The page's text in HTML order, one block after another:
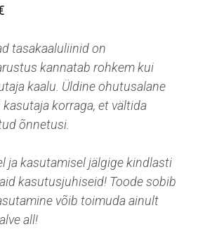
tasakaaluliinid on
kannatab rohkem kui
kaalu. Üldine ohutusalane
korraga, et vältida
õnnetusi.
ja kasutamisel jälgige kindlasti
kasutusjuhiseid! Toode sobib
võib toimuda ainult
all!